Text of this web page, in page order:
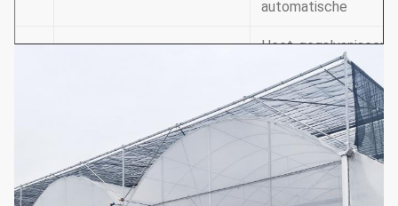
automatische
Heet-
staalpijp
Er is heel wat dikte
kiezen van
4 Netto insect
Het polyethyleen van
uitstekende kwaliteit